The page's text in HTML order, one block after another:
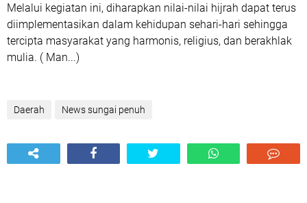
Melalui kegiatan ini, diharapkan nilai-nilai hijrah dapat terus
diimplementasikan dalam kehidupan sehari-hari sehingga
tercipta masyarakat yang harmonis, religius, dan berakhlak
mulia. ( Man...)
Daerah News sungai penuh